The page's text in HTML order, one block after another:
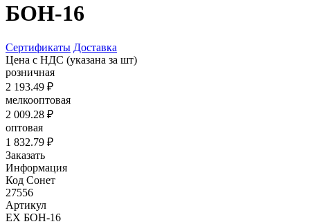
БОН-16
Сертификаты Доставка
Цена с НДС (указана за шт)
розничная
2 193.49 ₽
мелкооптовая
2 009.28 ₽
оптовая
1 832.79 ₽
Заказать
Информация
Код Сонет
27556
Артикул
EX БОН-16